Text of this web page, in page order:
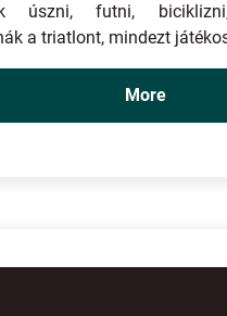
úszni, futni,
a triatlont, mindezt
More